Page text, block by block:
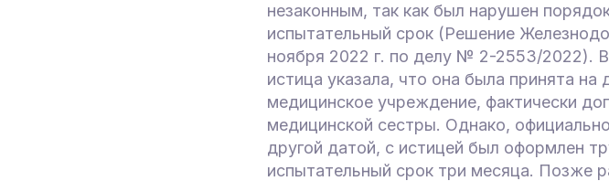
незаконным, так как был нарушен
испытательный срок (Решение
ноября 2022 г. по делу № 2-2553/2022).
истица указала, что она была принята
медицинское учреждение, фактически
медицинской сестры. Однако,
другой датой, с истицей был оформлен
испытательный срок три месяца. Позже